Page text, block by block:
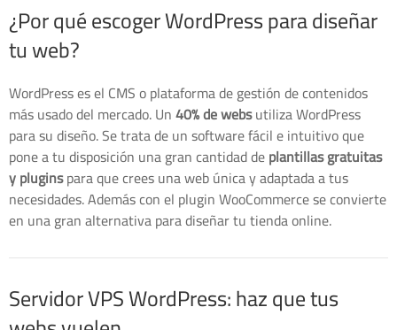
¿Por qué escoger WordPress para diseñar
tu web?
WordPress es el CMS o plataforma de gestión de contenidos
más usado del mercado. Un40% de websutiliza WordPress
para su diseño. Se trata de un software fácil e intuitivo que
pone a tu disposición una gran cantidad deplantillas gratuitas
y pluginspara que crees una web única y adaptada a tus
necesidades. Además con el plugin WooCommerce se convierte
en una gran alternativa para diseñar tu tienda online.
Servidor VPS WordPress: haz que tus